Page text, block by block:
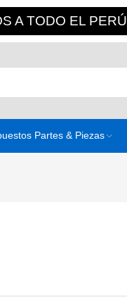
A TODO EL PERÚ
Partes & Piezas